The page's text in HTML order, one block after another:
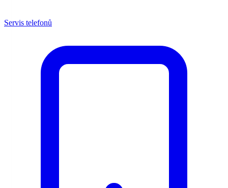
Servis telefonů